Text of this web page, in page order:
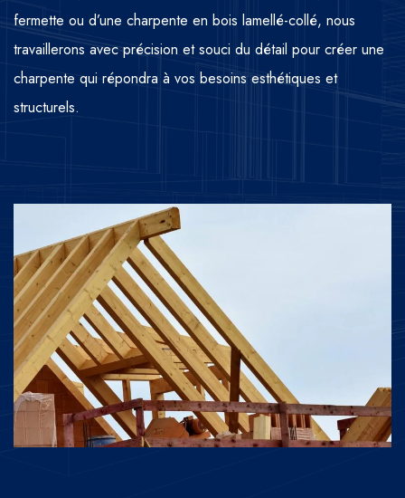
fermette ou d’une charpente en bois lamellé-collé, nous
travaillerons avec précision et souci du détail pour créer une
charpente qui répondra à vos besoins esthétiques et
structurels.